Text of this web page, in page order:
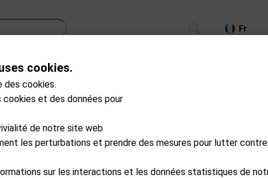
Fr
TROLLEYS
Roue avant avec
cookies.
des cookies.
cookies et des données pour
de notre site web
les perturbations et prendre des mesures pour lutter
sur les interactions et les données statistiques de